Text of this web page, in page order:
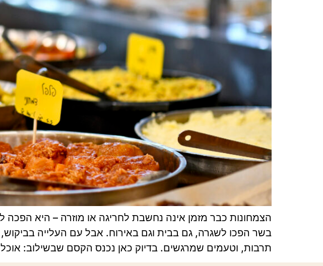
הצמחונות כבר מזמן אינה נחשבת לחריגה או מוזרה – היא
בשר הפכו לשגרה, גם בבית וגם באירוח. אבל עם העלייה
תרבות, וטעמים שמרגשים. בדיוק כאן נכנס הקסם שבשילוב: